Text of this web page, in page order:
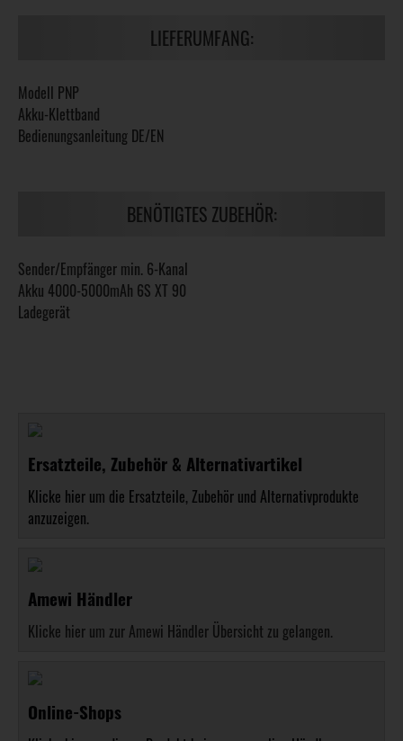
LIEFERUMFANG:
Modell PNP
Akku-Klettband
Bedienungsanleitung DE/EN
BENÖTIGTES ZUBEHÖR:
Sender/Empfänger min. 6-Kanal
Akku 4000-5000mAh 6S XT 90
Ladegerät
Ersatzteile, Zubehör & Alternativartikel
Klicke hier um die Ersatzteile, Zubehör und Alternativprodukte
anzuzeigen.
Amewi Händler
Klicke hier um zur Amewi Händler Übersicht zu gelangen.
Online-Shops